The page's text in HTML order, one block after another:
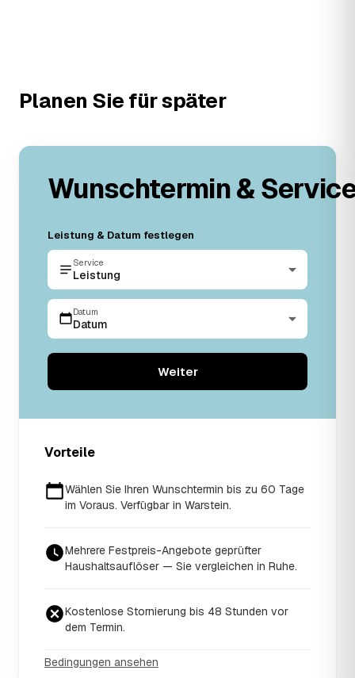
Planen Sie für später
Wunschtermin &
Leistung & Datum festlegen
Service
Leistung
Datum
Datum
Weiter
Vorteile
Wählen Sie Ihren Wunschtermin bis zu 60 Tage
im Voraus. Verfügbar in Warstein.
Mehrere Festpreis-Angebote geprüfter
Haushaltsauflöser — Sie vergleichen in Ruhe.
Kostenlose Stornierung bis 48 Stunden vor
dem Termin.
Bedingungen ansehen